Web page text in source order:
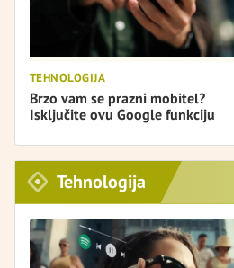
TEHNOLOGIJA
Brzo vam se prazni mobitel?
Isključite ovu Google funkciju
Tehnologija